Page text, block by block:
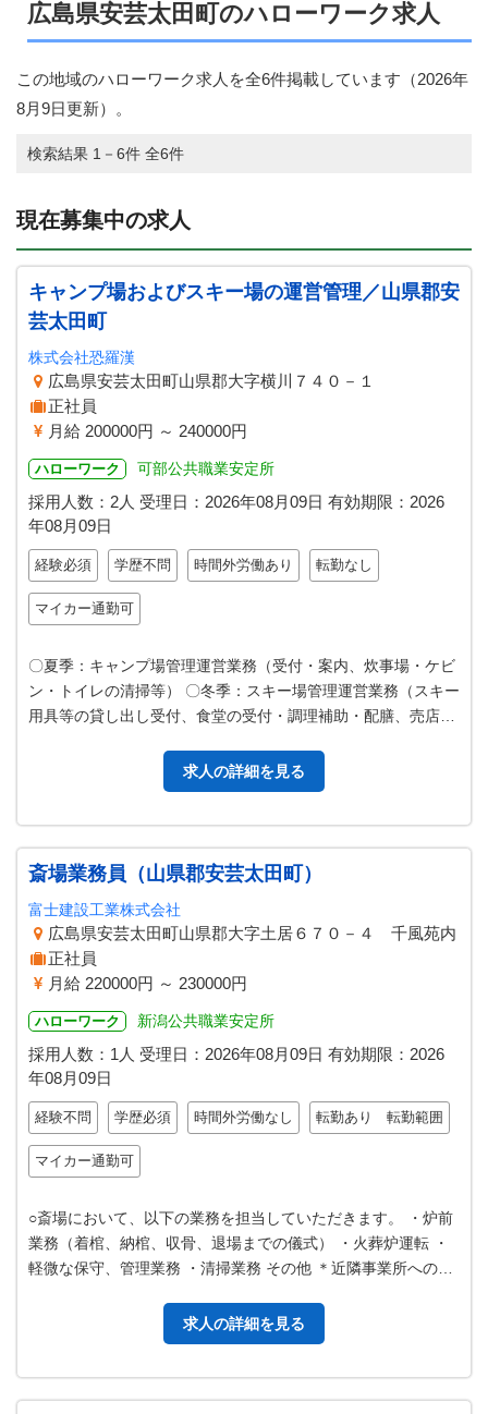
広島県安芸太田町のハローワーク求人
この地域のハローワーク求人を全6件掲載しています（2026年
8月9日更新）。
検索結果 1－6件 全6件
現在募集中の求人
キャンプ場およびスキー場の運営管理／山県郡安
芸太田町
株式会社恐羅漢
広島県安芸太田町山県郡大字横川７４０－１
正社員
月給 200000円 ～ 240000円
ハローワーク 可部公共職業安定所
採用人数：2人 受理日： 2026年08月09日 有効期限： 2026
年08月09日
経験必須 学歴不問 時間外労働あり 転勤なし
マイカー通勤可
〇夏季：キャンプ場管理運営業務（受付・案内、炊事場・ケビ
ン・トイレの清掃等） 〇冬季：スキー場管理運営業務（スキー
用具等の貸し出し受付、食堂の受付・調理補助・配膳、売店の
求人の詳細を見る
斎場業務員（山県郡安芸太田町）
富士建設工業株式会社
広島県安芸太田町山県郡大字土居６７０－４ 千風苑内
正社員
月給 220000円 ～ 230000円
ハローワーク 新潟公共職業安定所
採用人数：1人 受理日： 2026年08月09日 有効期限： 2026
年08月09日
経験不問 学歴必須 時間外労働なし 転勤あり 転勤範囲
マイカー通勤可
○斎場において、以下の業務を担当していただきます。 ・炉前
業務（着棺、納棺、収骨、退場までの儀式） ・火葬炉運転 ・
軽微な保守、管理業務 ・清掃業務 その他 ＊近隣事業所への応
求人の詳細を見る